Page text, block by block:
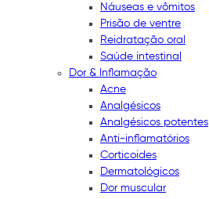
Náuseas e vômitos
Prisão de ventre
Reidratação oral
Saúde intestinal
Dor & Inflamação
Acne
Analgésicos
Analgésicos potentes
Anti-inflamatórios
Corticoides
Dermatológicos
Dor muscular